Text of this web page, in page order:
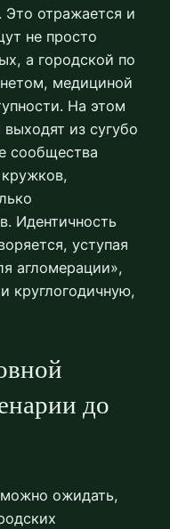
Это отражается и
не просто
а городской по
медициной
На этом
из сугубо
сообщества
Идентичность
уступая
агломерации»,
круглогодичную,
до
ожидать,